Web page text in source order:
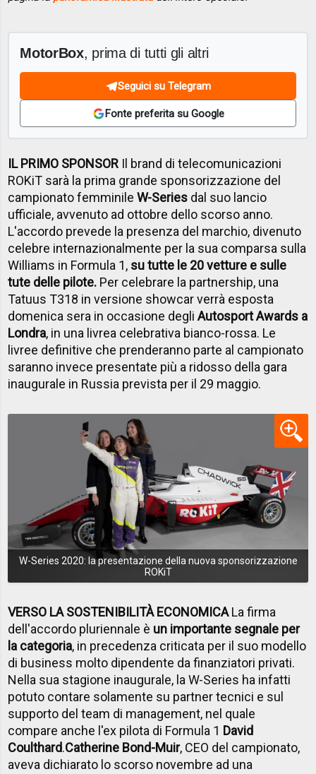
MotorBox, prima di tutti gli altri
Seguici su Telegram
Fonte preferita su Google
IL PRIMO SPONSOR Il brand di telecomunicazioni
ROKiT sarà la prima grande sponsorizzazione del
campionato femminileW-Series dal suo lancio
ufficiale, avvenuto ad ottobre dello scorso anno.
L'accordo prevede la presenza del marchio, divenuto
celebre internazionalmente per la sua comparsa sulla
Williams in Formula 1, su tutte le 20 vetture e sulle
tute delle pilote. Per celebrare la partnership, una
Tatuus T318 in versione showcar verrà esposta
domenica sera in occasione degliAutosport Awards a
Londra, in una livrea celebrativa bianco-rossa. Le
livree definitive che prenderanno parte al campionato
saranno invece presentate più a ridosso della gara
inaugurale in Russia prevista per il 29 maggio.
W-Series 2020: la presentazione della nuova sponsorizzazione
ROKiT
VERSO LA SOSTENIBILITÀ ECONOMICALa firma
dell'accordo pluriennale è un importante segnale per
la categoria, in precedenza criticata per il suo modello
di business molto dipendente da finanziatori privati.
Nella sua stagione inaugurale, la W-Series ha infatti
potuto contare solamente su partner tecnici e sul
supporto del team di management, nel quale
compare anche l'ex pilota di Formula 1 David
Coulthard.Catherine Bond-Muir, CEO del campionato,
aveva dichiarato lo scorso novembre ad una